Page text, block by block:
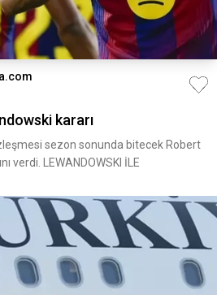
kararı
sezon sonunda bitecek Robert
verdi. LEWANDOWSKI İLE